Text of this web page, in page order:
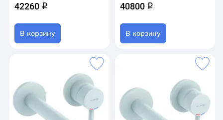
42260 q
В корзину
40800 q
В корзину